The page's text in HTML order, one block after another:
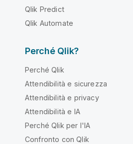
Qlik Predict
Qlik Automate
Perché Qlik?
Perché Qlik
Attendibilità e sicurezza
Attendibilità e privacy
Attendibilità e IA
Perché Qlik per l'IA
Confronto con Qlik